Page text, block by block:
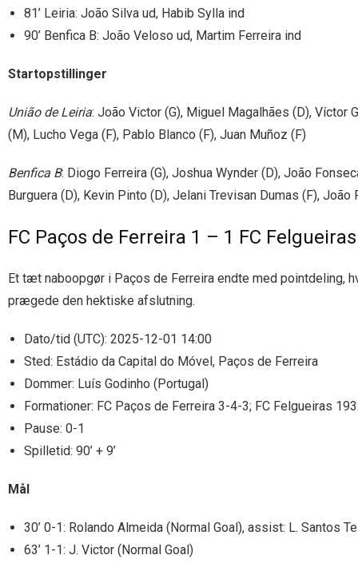
81’ Leiria: João Silva ud, Habib Sylla ind
90’ Benfica B: João Veloso ud, Martim Ferreira ind
Startopstillinger
União de Leiria: João Victor (G), Miguel Magalhães (D), Víctor
(M), Lucho Vega (F), Pablo Blanco (F), Juan Muñoz (F)
Benfica B: Diogo Ferreira (G), Joshua Wynder (D), João
Burguera (D), Kevin Pinto (D), Jelani Trevisan Dumas (F), João
FC Paços de Ferreira 1 – 1 FC
Et tæt naboopgør i Paços de Ferreira endte med pointdeling,
prægede den hektiske afslutning.
Dato/tid (UTC): 2025-12-01 14:00
Sted: Estádio da Capital do Móvel, Paços de Ferreira
Dommer: Luís Godinho (Portugal)
Formationer: FC Paços de Ferreira 3-4-3; FC Felgueiras
Pause: 0-1
Spilletid: 90’ + 9’
Mål
30’ 0-1: Rolando Almeida (Normal Goal), assist: L. Santos
63’ 1-1: J. Victor (Normal Goal)